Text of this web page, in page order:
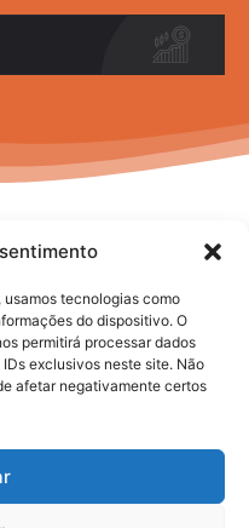
tecnologias como
do dispositivo. O
permitirá processar dados
exclusivos neste site. Não
afetar negativamente certos